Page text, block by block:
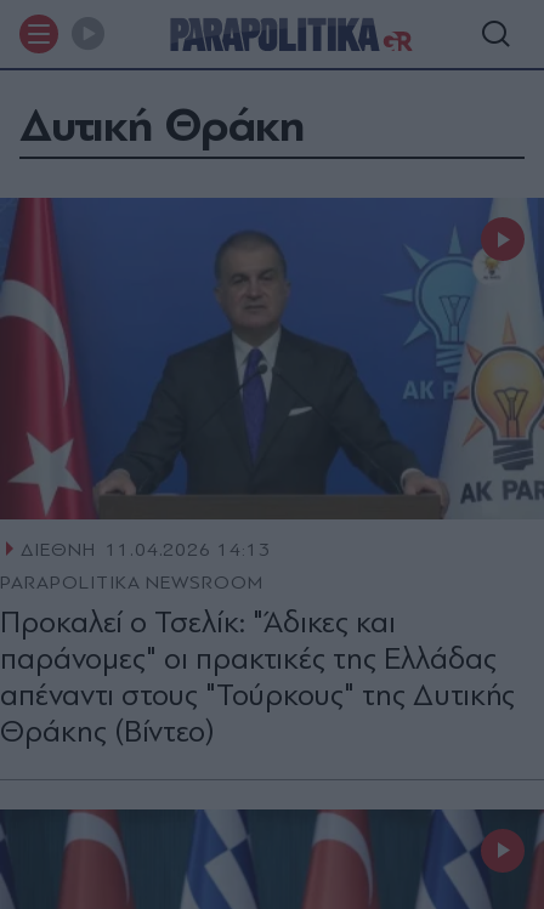
Δυτική Θράκη
ΔΙΕΘΝΗ
11.04.2026 14:13
PARAPOLITIKA NEWSROOM
Προκαλεί ο Τσελίκ: "Άδικες και
παράνομες" οι πρακτικές της Ελλάδας
απέναντι στους "Τούρκους" της Δυτικής
Θράκης (Βίντεο)